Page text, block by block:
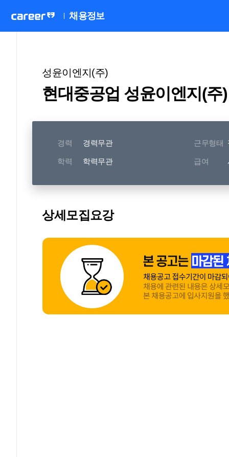
채용정보
성윤이엔지(주)
현대중공업 성윤이엔지(주
경력 경력무관 근무형태
학력 학력무관 급여
상세모집요강